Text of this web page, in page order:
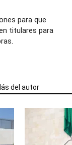
para que
titulares para
del autor